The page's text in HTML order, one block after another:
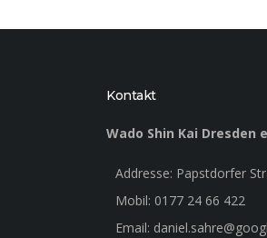
Kontakt
Wado Shin Kai Dresden
Addresse: Papstdorfer
Mobil: 0177 24 66 422
Email: